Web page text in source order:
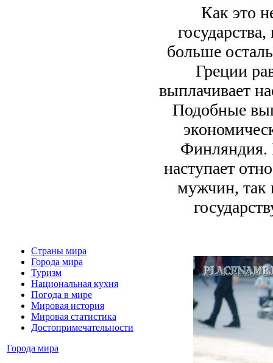
Страны мира
Города мира
Туризм
Национальная кухня
Погода в мире
Мировая история
Мировая статистика
Достопримечательности
Города мира
Как это
больше
Греции
выплачивает
Подобные
Финляндия.
наступает
мужчин, так